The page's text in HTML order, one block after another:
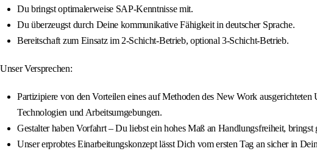
Du bringst optimalerweise SAP-Kenntnisse mit.
Du überzeugst durch Deine kommunikative Fähigkeit in deutscher Sprache.
Bereitschaft zum Einsatz im 2-Schicht-Betrieb, optional 3-Schicht-Betrieb.
Unser Versprechen:
Partizipiere von den Vorteilen eines auf Methoden des New Work
Technologien und Arbeitsumgebungen.
Gestalter haben Vorfahrt – Du liebst ein hohes Maß an Handlungsfreiheit,
Unser erprobtes Einarbeitungskonzept lässt Dich vom ersten Tag an sicher in